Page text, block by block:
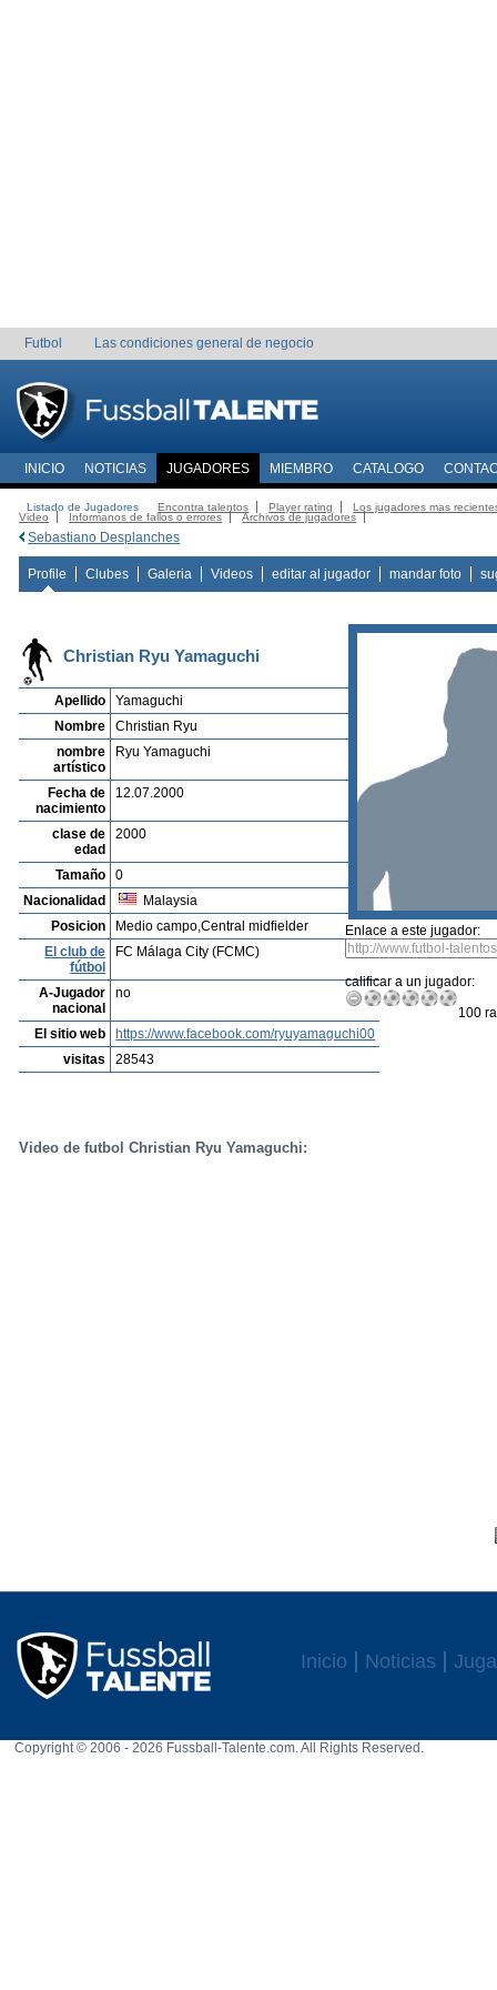
Futbol Las condiciones general de negocio
INICIO NOTICIAS JUGADORES MIEMBRO CATALOGO
Listado de Jugadores Encontra talentos Player rating
Los jugadores mas
Video
Informanos de fallos o errores Archivos de jugadores
Sebastiano Desplanches
Profile Clubes Galeria Videos editar al jugador mandar foto
Christian Ryu Yamaguchi
Apellido
Yamaguchi
Nombre
Christian Ryu
nombre
artístico
Ryu Yamaguchi
Fecha de
nacimiento
12.07.2000
clase de
edad
2000
Tamaño
0
Nacionalidad
Malaysia
Posicion
Medio campo,Central midfielder
El club de
fútbol
FC Málaga City (FCMC)
A-Jugador
nacional
no
El sitio web
https://www.facebook.com/ryuyamaguchi00
visitas
28543
Enlace a este jugador:
calificar a un jugador:
100
Video de futbol Christian Ryu Yamaguchi:
Inicio Noticias
Copyright © 2006 - 2026 Fussball-Talente.com. All Rights Reserved.